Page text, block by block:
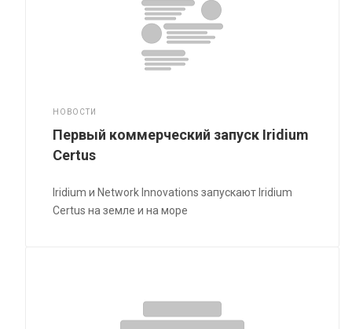
НОВОСТИ
Первый коммерческий запуск Iridium
Certus
Iridium и Network Innovations запускают Iridium
Certus на земле и на море